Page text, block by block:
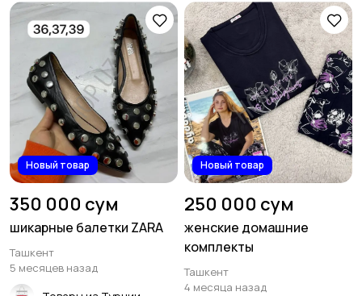
Новый товар
350 000 сум
шикарные балетки ZARA
Ташкент
5 месяцев назад
Новый товар
250 000 сум
женские домашние
комплекты
Ташкент
4 месяца назад